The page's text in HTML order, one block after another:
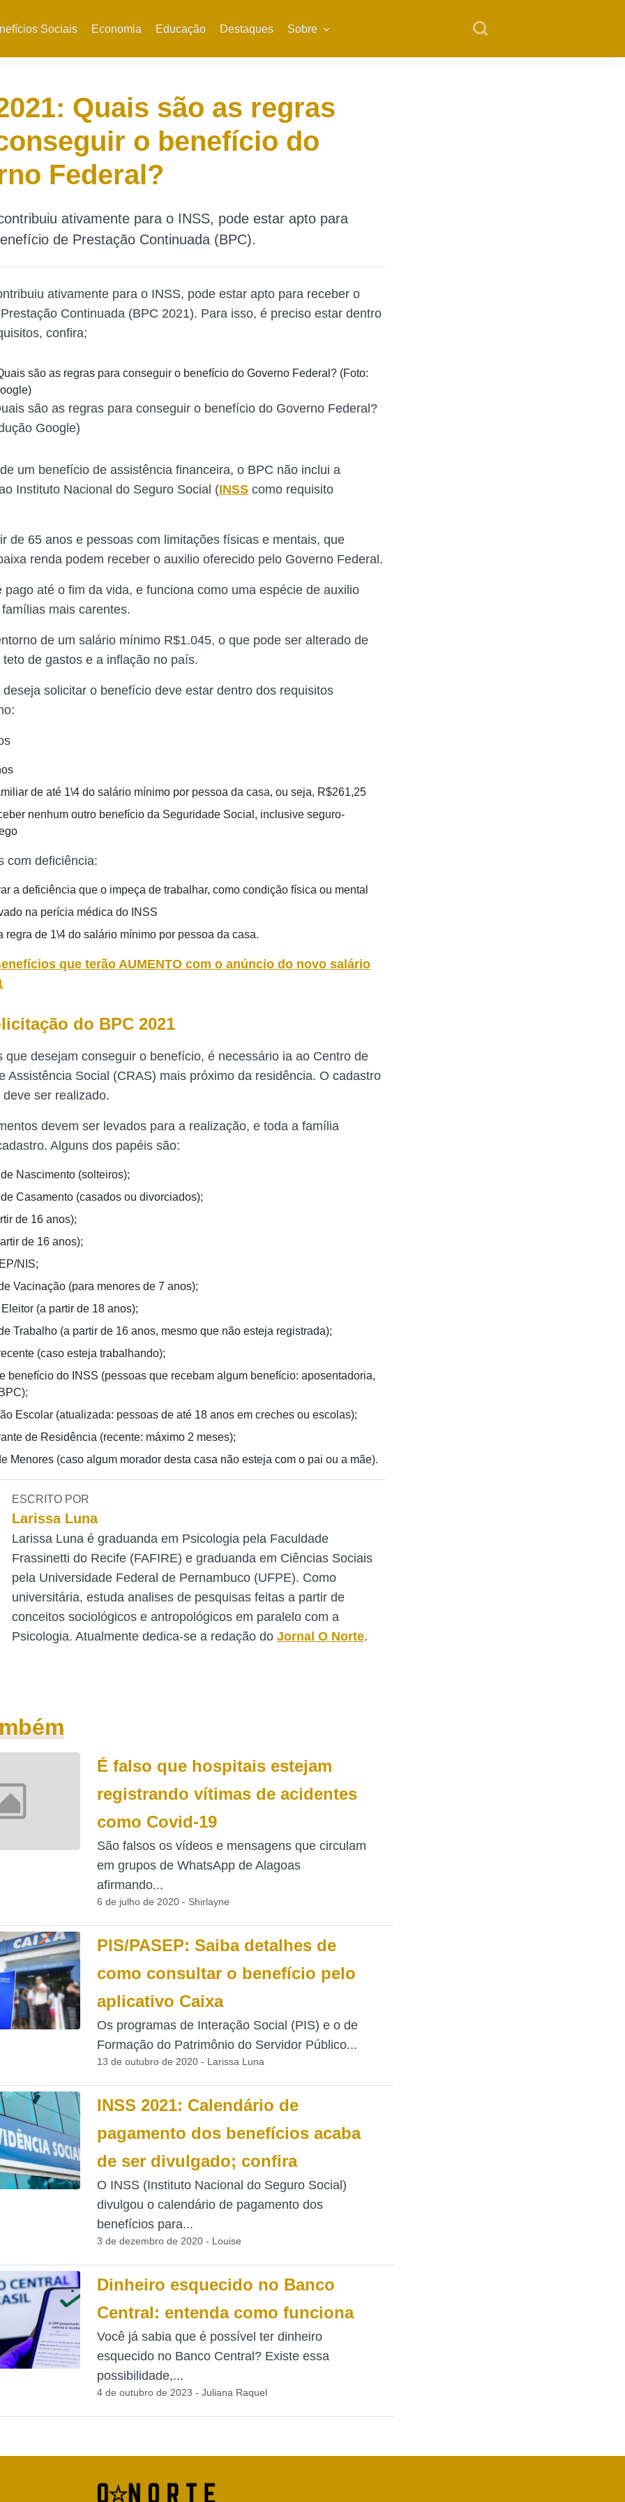
Sociais Economia Educação Destaques Sobre
Quais são as regras
o benefício do
Federal?
ativamente para o INSS, pode estar apto para
de Prestação Continuada (BPC).
ativamente para o INSS, pode estar apto para receber o
Continuada (BPC 2021). Para isso, é preciso estar dentro
confira;
são as regras para conseguir o benefício do Governo Federal?
Google)
um benefício de assistência financeira, o BPC não inclui a
Instituto Nacional do Seguro Social (INSS como requisito
de 65 anos e pessoas com limitações físicas e mentais, que
renda podem receber o auxilio oferecido pelo Governo Federal.
pago até o fim da vida, e funciona como uma espécie de auxilio
mais carentes.
de um salário mínimo R$1.045, o que pode ser alterado de
de gastos e a inflação no país.
solicitar o benefício deve estar dentro dos requisitos
de até 1\4 do salário mínimo por pessoa da casa, ou seja, R$261,25
nenhum outro benefício da Seguridade Social, inclusive seguro-
com deficiência:
a deficiência que o impeça de trabalhar, como condição física ou mental
na perícia médica do INSS
regra de 1\4 do salário mínimo por pessoa da casa.
que terão AUMENTO com o anúncio do novo salário
do BPC 2021
que desejam conseguir o benefício, é necessário ia ao Centro de
Assistência Social (CRAS) mais próximo da residência. O cadastro
ser realizado.
devem ser levados para a realização, e toda a família
Alguns dos papéis são:
Nascimento (solteiros);
Casamento (casados ou divorciados);
de 16 anos);
de 16 anos);
NIS;
Vacinação (para menores de 7 anos);
(a partir de 18 anos);
Trabalho (a partir de 16 anos, mesmo que não esteja registrada);
(caso esteja trabalhando);
benefício do INSS (pessoas que recebam algum benefício: aposentadoria,
Escolar (atualizada: pessoas de até 18 anos em creches ou escolas);
de Residência (recente: máximo 2 meses);
Menores (caso algum morador desta casa não esteja com o pai ou a mãe).
ESCRITO POR
Larissa Luna
Larissa Luna é graduanda em Psicologia pela Faculdade
Frassinetti do Recife (FAFIRE) e graduanda em Ciências Sociais
pela Universidade Federal de Pernambuco (UFPE). Como
universitária, estuda analises de pesquisas feitas a partir de
conceitos sociológicos e antropológicos em paralelo com a
Psicologia. Atualmente dedica-se a redação do Jornal O Norte.
É falso que hospitais estejam
registrando vítimas de acidentes
como Covid-19
São falsos os vídeos e mensagens que circulam
em grupos de WhatsApp de Alagoas
afirmando...
6 de julho de 2020 - Shirlayne
PIS/PASEP: Saiba detalhes de
como consultar o benefício pelo
aplicativo Caixa
Os programas de Interação Social (PIS) e o de
Formação do Patrimônio do Servidor Público...
13 de outubro de 2020 - Larissa Luna
INSS 2021: Calendário de
pagamento dos benefícios acaba
de ser divulgado; confira
O INSS (Instituto Nacional do Seguro Social)
divulgou o calendário de pagamento dos
benefícios para...
3 de dezembro de 2020 - Louise
Dinheiro esquecido no Banco
Central: entenda como funciona
Você já sabia que é possível ter dinheiro
esquecido no Banco Central? Existe essa
possibilidade,...
4 de outubro de 2023 - Juliana Raquel